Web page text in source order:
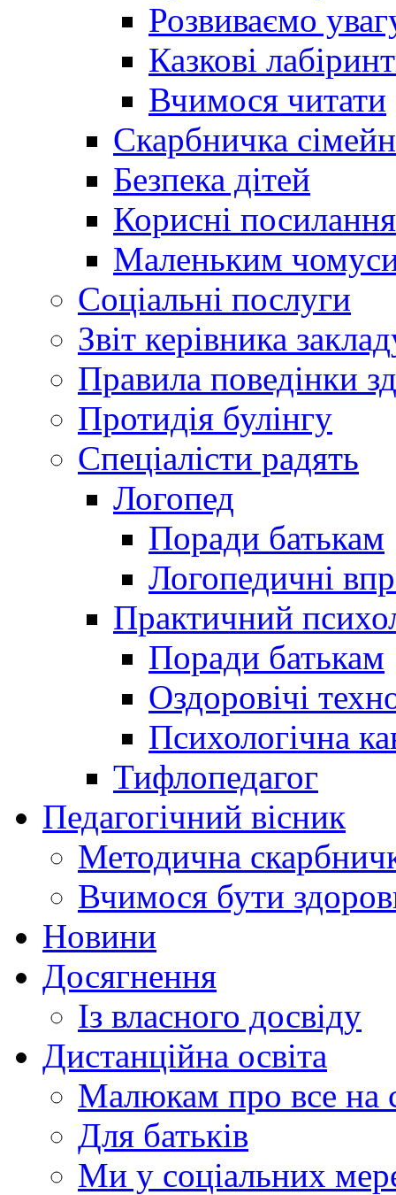
Розвиваємо
Казкові
Вчимося читати
Скарбничка
Безпека дітей
Корисні посилання
Маленьким
Соціальні послуги
Звіт керівника
Правила поведінки
Протидія булінгу
Спеціалісти радять
Логопед
Поради батькам
Логопедичні
Практичний
Поради батькам
Оздоровічі
Психологічна
Тифлопедагог
Педагогічний вісник
Методична
Вчимося бути
Новини
Досягнення
Із власного досвіду
Дистанційна освіта
Малюкам про все на
Для батьків
Ми у соціальних